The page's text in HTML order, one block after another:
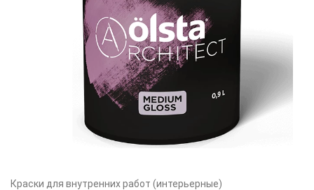
Краски для внутренних работ (интерьерные)